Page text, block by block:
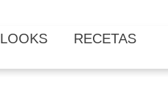
LOOKS RECETAS